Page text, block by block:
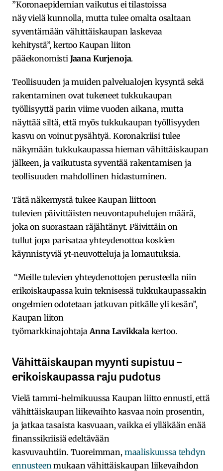
”Koronaepidemian vaikutus ei tilastoissa
näy vielä kunnolla, mutta tulee omalta osaltaan
syventämään vähittäiskaupan laskevaa
kehitystä”, kertoo Kaupan liiton
pääekonomisti Jaana Kurjenoja.
Teollisuuden ja muiden palvelualojen kysyntä sekä
rakentaminen ovat tukeneet tukkukaupan
työllisyyttä parin viime vuoden aikana, mutta
näyttää siltä, että myös tukkukaupan työllisyyden
kasvu on voinut pysähtyä. Koronakriisi tulee
näkymään tukkukaupassa hieman vähittäiskaupan
jälkeen, ja vaikutusta syventää rakentamisen ja
teollisuuden mahdollinen hidastuminen.
Tätä näkemystä tukee Kaupan liittoon
tulevien päivittäisten neuvontapuhelujen määrä,
joka on suorastaan räjähtänyt. Päivittäin on
tullut jopa parisataa yhteydenottoa koskien
käynnistyviä yt-neuvotteluja ja lomautuksia.
“Meille tulevien yhteydenottojen perusteella niin
erikoiskaupassa kuin teknisessä tukkukaupassakin
ongelmien odotetaan jatkuvan pitkälle yli kesän”,
Kaupan liiton
työmarkkinajohtaja AnnaLavikkala kertoo.
Vähittäiskaupan myynti supistuu –
erikoiskaupassa raju pudotus
Vielä tammi-helmikuussa Kaupan liitto ennusti, että
vähittäiskaupan liikevaihto kasvaa noin prosentin,
ja jatkaa tasaista kasvuaan, vaikka ei ylläkään enää
finanssikriisiä edeltävään
kasvuvauhtiin. Tuoreimman, maaliskuussa tehdyn
ennusteen mukaan vähittäiskaupan liikevaihdon